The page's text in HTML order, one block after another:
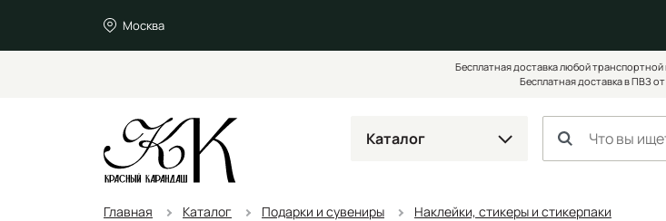
Москва
Бесплатная доставка любой
Бесплатная доставка в ПВЗ
Каталог
Главная Каталог Подарки и сувениры Наклейки, стикеры и стикерпаки